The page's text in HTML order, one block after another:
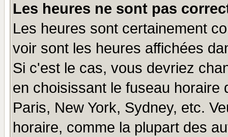
Les heures ne sont pas
Les heures sont certainement
voir sont les heures affichées
Si c'est le cas, vous devriez
en choisissant le fuseau
Paris, New York, Sydney, etc.
horaire, comme la plupart des